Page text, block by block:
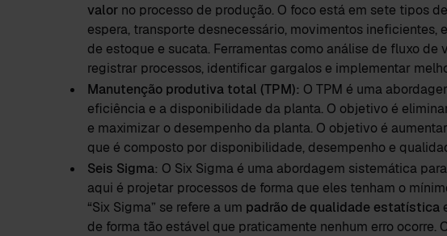
valor no processo de produção. O foco está em sete tipos
espera, transporte desnecessário, movimentos ineficientes,
de estoque e sucata. Ferramentas como análise de fluxo de
registrar processos, identificar gargalos e implementar
Manutenção produtiva total (TPM): O TPM é uma
eficiência e a disponibilidade da planta. O objetivo é
e maximizar o desempenho da planta. O objetivo é aumentar
que é composto por disponibilidade, desempenho e
Seis Sigma: O Six Sigma é uma abordagem sistemática
aqui é projetar processos de forma que eles tenham o
“Six Sigma” se refere a um padrão de qualidade estatística
de forma tão estável que praticamente nenhum erro ocorre.